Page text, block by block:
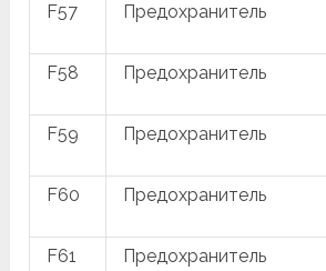
F57 Предохранитель
F58 Предохранитель
F59 Предохранитель
F60 Предохранитель
F61 Предохранитель